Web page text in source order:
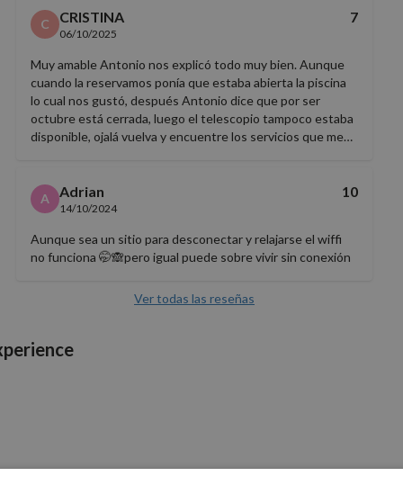
C CRISTINA
06/10/2025
7
Muy amable Antonio nos explicó todo muy bien. Aunque
cuando la reservamos ponía que estaba abierta la piscina
lo cual nos gustó, después Antonio dice que por ser
octubre está cerrada, luego el telescopio tampoco estaba
disponible, ojalá vuelva y encuentre los servicios que me
A Adrian
14/10/2024
10
Aunque sea un sitio para desconectar y relajarse el wiffi
no funciona 🤭🙈pero igual puede sobre vivir sin conexión
Ver todas las reseñas